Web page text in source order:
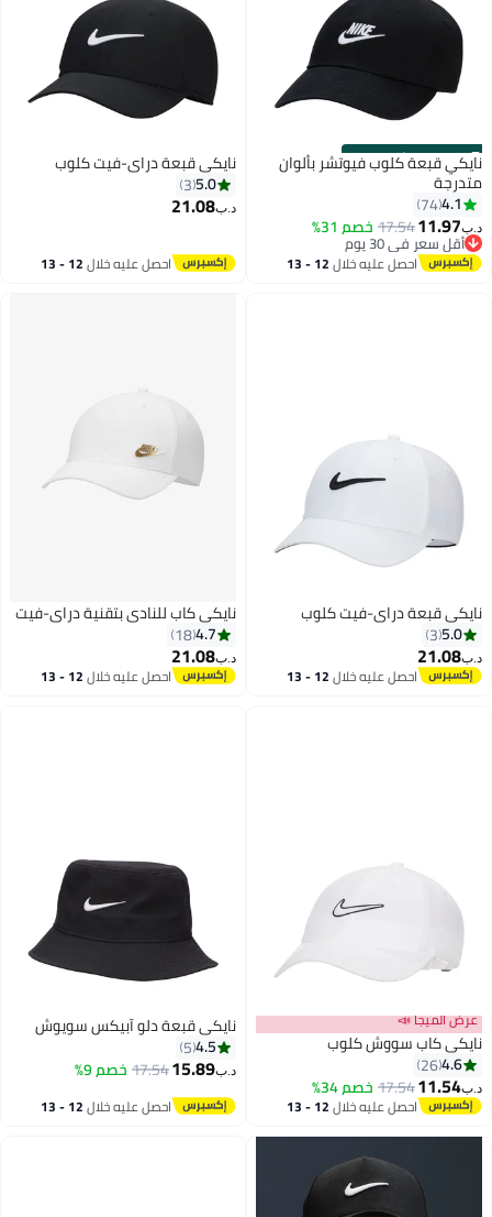
00m:00s
·باقي 100%
13
نايكي قبعة كلوب فيوتشر بألوان
متدرجة
4.1
74
د.ب‏11.97
17.54خصم 31%
أقل سعر في 30 يوم
أقل سعر في 30 يوماحصل عليه خلال 12 - 13
نايكي قبعة دراي-فيت كلوب
5.0
3
د.ب‏21.08
احصل عليه خلال 12 - 13
8
نايكي قبعة دراي-فيت كلوب
5.0
3
د.ب‏21.08
احصل عليه خلال 12 - 13
نايكي كاب للنادي بتقنية دراي-فيت
4.7
18
د.ب‏21.08
احصل عليه خلال 12 - 13
6
عرض الميجا 📣
نايكي كاب سووش كلوب
4.6
26
د.ب‏11.54
17.54خصم 34%
احصل عليه خلال 12 - 13
اغسطس
نايكي قبعة دلو آبيكس سويوش
4.5
5
د.ب‏15.89
17.54خصم 9%
احصل عليه خلال 12 - 13
اغسطس